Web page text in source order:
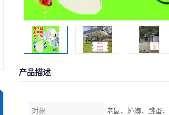
产品描述
对象 老鼠、蟑螂、跳蚤